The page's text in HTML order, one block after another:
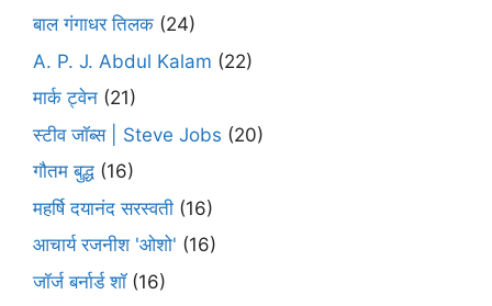
बाल गंगाधर तिलक (24)
A. P. J. Abdul Kalam (22)
मार्क ट्वेन (21)
स्टीव जॉब्स | Steve Jobs (20)
गौतम बुद्ध (16)
महर्षि दयानंद सरस्वती (16)
आचार्य रजनीश 'ओशो' (16)
जॉर्ज बर्नार्ड शॉ(16)